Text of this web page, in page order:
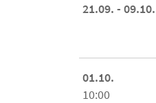
21.09. - 09.10.
01.10.
10:00